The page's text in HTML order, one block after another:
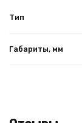
Тип
Габариты, мм